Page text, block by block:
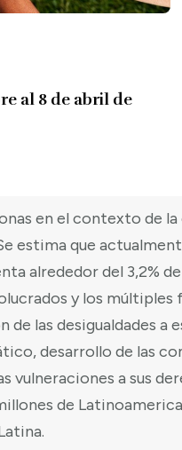
al 8 de abril de
en el contexto de
estima que
alrededor del 3,2%
y los
de las desigualdades
desarrollo de las
vulneraciones a sus
de